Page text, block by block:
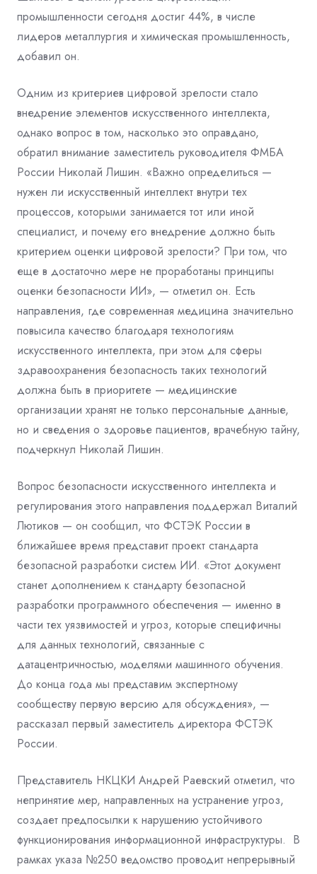
промышленности сегодня достиг 44%, в числе
лидеров металлургия и химическая промышленность,
добавил он.
Одним из критериев цифровой зрелости стало
внедрение элементов искусственного интеллекта,
однако вопрос в том, насколько это оправдано,
обратил внимание заместитель руководителя ФМБА
России Николай Лишин. «Важно определиться —
нужен ли искусственный интеллект внутри тех
процессов, которыми занимается тот или иной
специалист, и почему его внедрение должно быть
критерием оценки цифровой зрелости? При том, что
еще в достаточно мере не проработаны принципы
оценки безопасности ИИ», — отметил он. Есть
направления, где современная медицина значительно
повысила качество благодаря технологиям
искусственного интеллекта, при этом для сферы
здравоохранения безопасность таких технологий
должна быть в приоритете — медицинские
организации хранят не только персональные данные,
но и сведения о здоровье пациентов, врачебную тайну,
подчеркнул Николай Лишин.
Вопрос безопасности искусственного интеллекта и
регулирования этого направления поддержал Виталий
Лютиков — он сообщил, что ФСТЭК России в
ближайшее время представит проект стандарта
безопасной разработки систем ИИ. «Этот документ
станет дополнением к стандарту безопасной
разработки программного обеспечения — именно в
части тех уязвимостей и угроз, которые специфичны
для данных технологий, связанные с
датацентричностью, моделями машинного обучения.
До конца года мы представим экспертному
сообществу первую версию для обсуждения», —
рассказал первый заместитель директора ФСТЭК
России.
Представитель НКЦКИ Андрей Раевский отметил, что
непринятие мер, направленных на устранение угроз,
создает предпосылки к нарушению устойчивого
функционирования информационной инфраструктуры. В
рамках указа №250 ведомство проводит непрерывный